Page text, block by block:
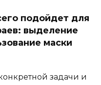
подойдет для
выделение
маски
задачи и